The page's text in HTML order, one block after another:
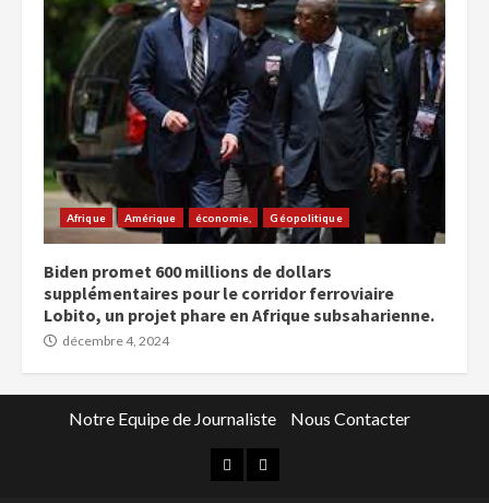
Afrique Amérique économie, Géopolitique
Biden promet 600 millions de dollars
supplémentaires pour le corridor ferroviaire
Lobito, un projet phare en Afrique subsaharienne.
décembre 4, 2024
Notre Equipe de Journaliste Nous Contacter